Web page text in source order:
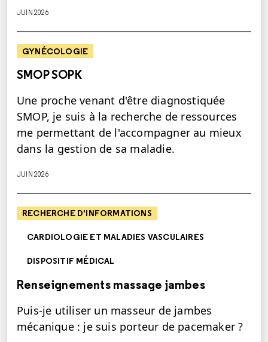
JUIN 2026
GYNÉCOLOGIE
SMOP SOPK
Une proche venant d'être diagnostiquée
SMOP, je suis à la recherche de ressources
me permettant de l'accompagner au mieux
dans la gestion de sa maladie.
JUIN 2026
RECHERCHE D'INFORMATIONS
CARDIOLOGIE ET MALADIES VASCULAIRES
DISPOSITIF MÉDICAL
Renseignements massage jambes
Puis-je utiliser un masseur de jambes
mécanique : je suis porteur de pacemaker ?